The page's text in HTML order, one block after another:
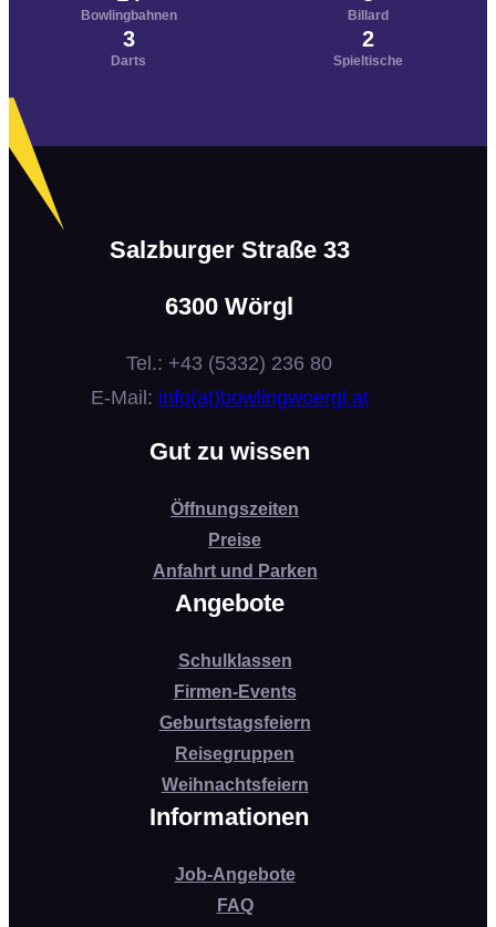
Bowlingbahnen Billard
3
Darts
2
Spieltische
Salzburger Straße 33
6300 Wörgl
Tel.: +43 (5332) 236 80
E-Mail: info(at)bowlingwoergl.at
Gut zu wissen
Öffnungszeiten
Preise
Anfahrt und Parken
Angebote
Schulklassen
Firmen-Events
Geburtstagsfeiern
Reisegruppen
Weihnachtsfeiern
Informationen
Job-Angebote
FAQ